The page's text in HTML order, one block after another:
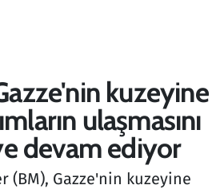
kuzeyine
ulaşmasını
devam ediyor
(BM), Gazze'nin kuzeyine